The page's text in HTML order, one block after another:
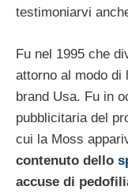
testimoniarvi
Fu nel 1995 che
attorno al modo di
brand Usa. Fu in
pubblicitaria del
cui la Moss
contenuto dello
accuse di